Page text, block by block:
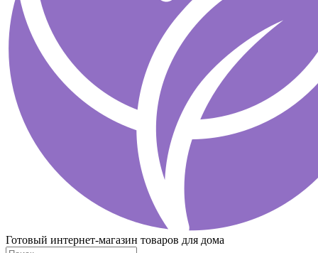
Готовый интернет-магазин товаров для дома